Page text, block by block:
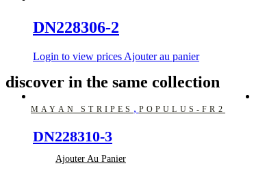
DN228306-2
Login to view prices Ajouter au panier
discover in the same collection
MAYAN STRIPES , POPULUS-FR2
DN228310-3
Ajouter Au Panier